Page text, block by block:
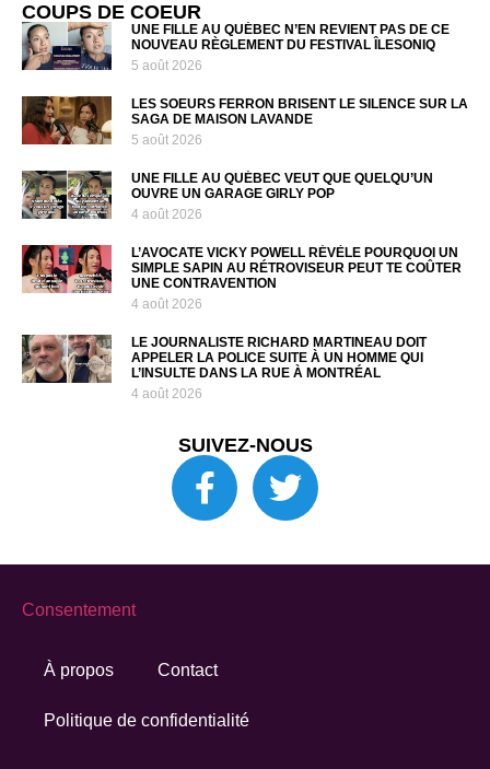
COUPS DE COEUR
UNE FILLE AU QUÉBEC N’EN REVIENT PAS DE CE
NOUVEAU RÈGLEMENT DU FESTIVAL ÎLESONIQ
5 août 2026
LES SOEURS FERRON BRISENT LE SILENCE SUR LA
SAGA DE MAISON LAVANDE
5 août 2026
UNE FILLE AU QUÉBEC VEUT QUE QUELQU’UN
OUVRE UN GARAGE GIRLY POP
4 août 2026
L’AVOCATE VICKY POWELL RÉVÈLE POURQUOI UN
SIMPLE SAPIN AU RÉTROVISEUR PEUT TE COÛTER
UNE CONTRAVENTION
4 août 2026
LE JOURNALISTE RICHARD MARTINEAU DOIT
APPELER LA POLICE SUITE À UN HOMME QUI
L’INSULTE DANS LA RUE À MONTRÉAL
4 août 2026
SUIVEZ-NOUS
À propos Contact
Politique de confidentialité
Consentement